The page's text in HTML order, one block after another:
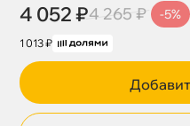
4 052 ₽4 265 ₽ -5%
1 013 ₽